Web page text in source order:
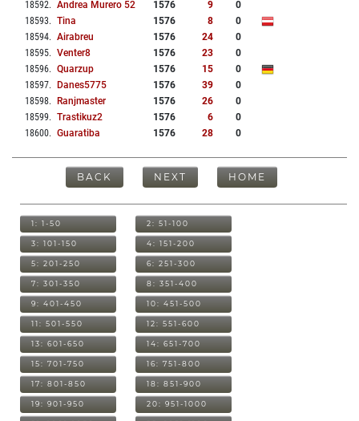
18592. Andrea Murero 52 1576 9
0
18593. Tina 1576 8
0
18594. Airabreu 1576 24
0
18595. Venter8 1576 23
0
18596. Quarzup 1576 15
0
18597. Danes5775 1576 39
0
18598. Ranjmaster 1576 26
0
18599. Trastikuz2 1576 6
0
18600. Guaratiba 1576 28 0
BACK NEXT HOME
1: 1-50 2: 51-100
3: 101-150 4: 151-200
5: 201-250 6: 251-300
7: 301-350 8: 351-400
9: 401-450 10: 451-500
11: 501-550 12: 551-600
13: 601-650 14: 651-700
15: 701-750 16: 751-800
17: 801-850 18: 851-900
19: 901-950 20: 951-1000